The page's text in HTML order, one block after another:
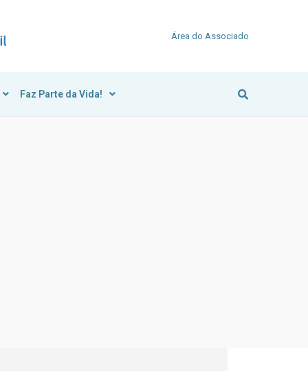
Área do Associado
Faz Parte da Vida!